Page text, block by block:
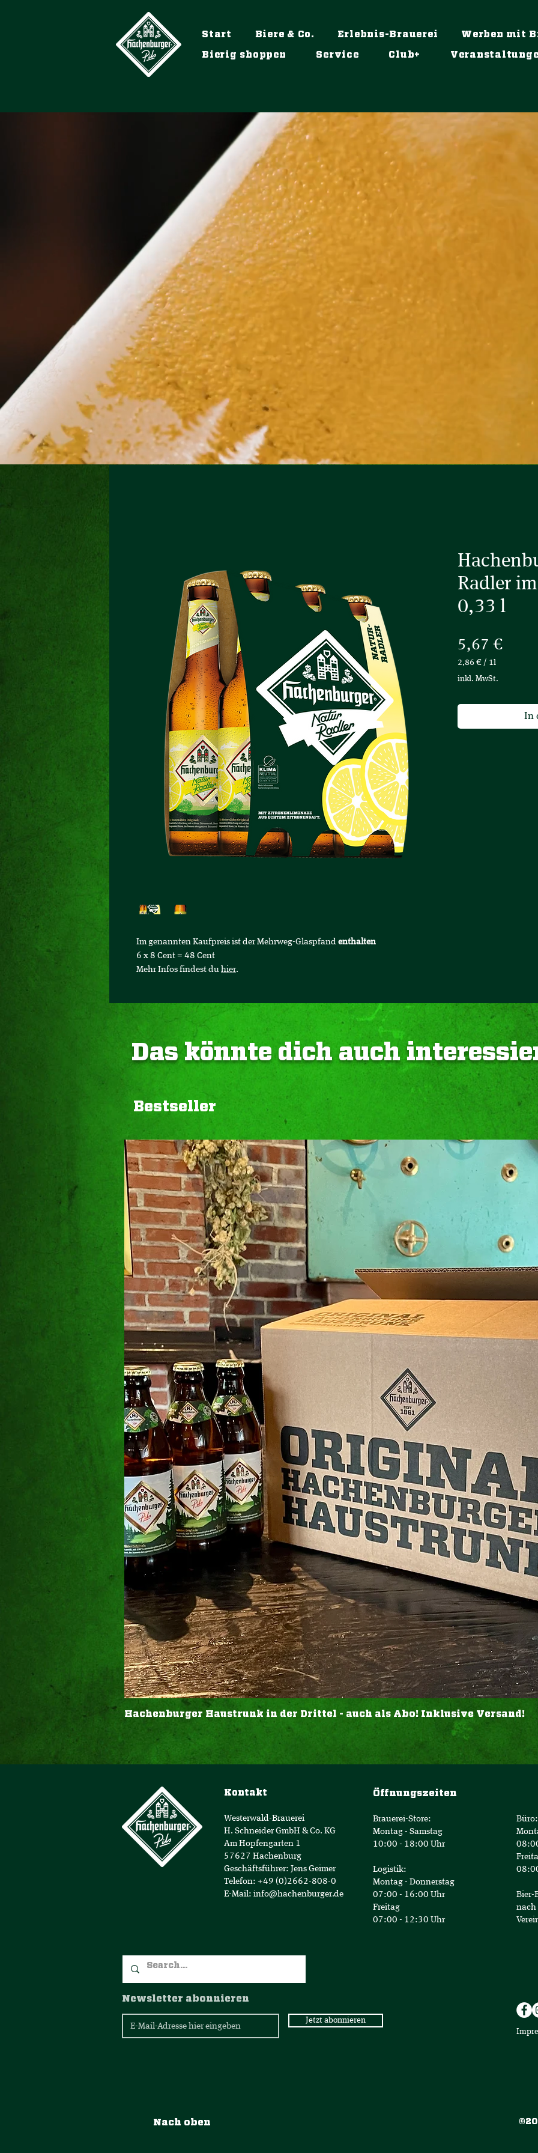
Start Biere & Co. Erlebnis-Brauerei Werben mit
Bierig shoppen Service Club+
Im genannten Kaufpreis ist der Mehrweg-Glaspfand enthalten
6 x 8 Cent = 48 Cent
Mehr Infos findest du hier.
Radler
0,33 l
5,67 €Preis
2,86 € / 1l
2,86 €
Liter
inkl. MwSt.
In
Das könnte dich auch
Bestseller
Hachenburger Haustrunk in der Drittel - auch als Abo! Inklusive Versand!
Kontakt
Westerwald-Brauerei
H. Schneider GmbH & Co. KG
Am Hopfengarten 1
57627 Hachenburg
Geschäftsführer: Jens Geimer
Telefon: +49 (0)2662-808-0
E-Mail: info@hachenburger.de
Öffnungszeiten
Brauerei-Store:
Montag - Samstag
10:00 - 18:00 Uhr
Logistik:
Montag - Donnerstag
07:00 - 16:00 Uhr
Freitag
07:00 - 12:30 Uhr
Büro:
Bier-
nach
Newsletter abonnieren
Jetzt abonnieren
Nach oben